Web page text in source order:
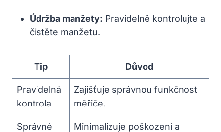
Údržba manžety: Pravidelně kontrolujte a
čistěte manžetu.
Tip Důvod
Pravidelná
kontrola
Zajišťuje ⁤správnou funkčnost
měřiče.
Správné ​
Minimalizuje poškození a